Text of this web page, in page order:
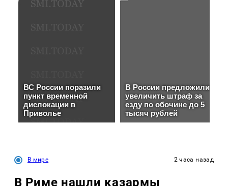
В мире 2 часа назад
В Риме нашли казармы